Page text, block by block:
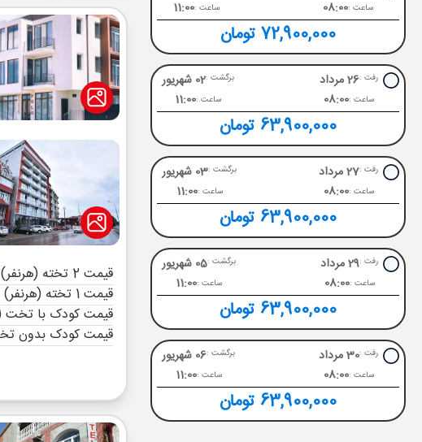
ساعت :08:00 ساعت :11:00
72,900,000 تومان
رفت :26 مرداد
ساعت :08:00
برگشت :02 شهریور
ساعت :11:00
63,900,000 تومان
رفت :27 مرداد
ساعت :08:00
برگشت :03 شهریور
ساعت :11:00
63,900,000 تومان
رفت :29 مرداد
ساعت :08:00
برگشت :05 شهریور
ساعت :11:00
63,900,000 تومان
رفت :30 مرداد
ساعت :08:00
برگشت :06 شهریور
ساعت :11:00
63,900,000 تومان
قیمت 2 تخته (هرنفر)
قیمت 1 تخته (هرنفر)
قیمت کودک با تخت
قیمت کودک بدون